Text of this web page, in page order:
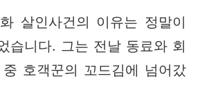
살인사건의 이유는 정말이
습니다. 그는 전날 동료와 회
호객꾼의 꼬드김에 넘어갔